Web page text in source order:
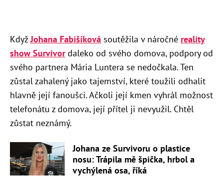
KdyžJohana Fabišíková soutěžila v náročné reality
show Survivordaleko od svého domova, podpory od
svého partnera Mária Luntera se nedočkala. Ten
zůstal zahalený jako tajemství, které toužili odhalit
hlavně její fanoušci. Ačkoli její kmen vyhrál možnost
telefonátu z domova, její přítel ji nevyužil. Chtěl
zůstat neznámý.
Johana ze Survivoru o plastice
nosu: Trápila mě špička, hrbol a
vychýlená osa, říká